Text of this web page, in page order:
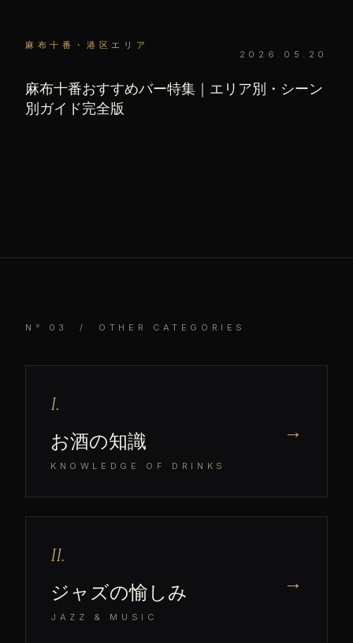
麻布十番・港区エリア
2026.05.20
麻布十番おすすめバー特集｜エリア別・シーン
別ガイド完全版
N° 03 / OTHER CATEGORIES
I.
お酒の知識
KNOWLEDGE OF DRINKS
→
II.
ジャズの愉しみ
JAZZ & MUSIC
→